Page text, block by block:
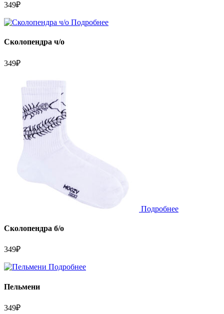
349₽
Подробнее
Сколопендра ч/о
349₽
Подробнее
Сколопендра б/о
349₽
Подробнее
Пельмени
349₽